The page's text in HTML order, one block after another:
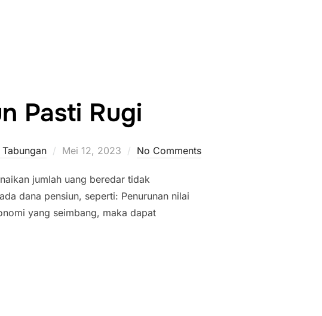
Pasti Rugi
Posted
Mei 12, 2023 No Comments
jumlah uang beredar tidak
dana pensiun, seperti: Penurunan nilai
yang seimbang, maka dapat